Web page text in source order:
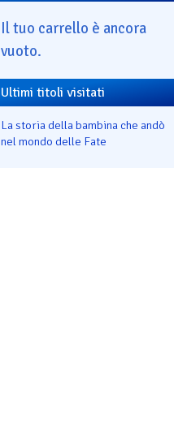
Il tuo carrello è ancora
vuoto.
Ultimi titoli visitati
La storia della bambina che andò
nel mondo delle Fate